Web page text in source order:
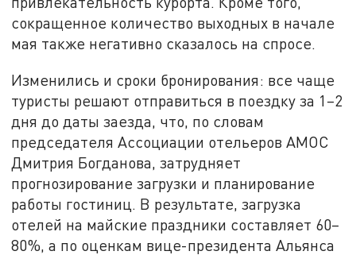
сокращенное количество выходных в начале
мая также негативно сказалось на спросе.
Изменились и сроки бронирования: все чаще
туристы решают отправиться в поездку за 1–2
дня до даты заезда, что, по словам
председателя Ассоциации отельеров АМОС
Дмитрия Богданова, затрудняет
прогнозирование загрузки и планирование
работы гостиниц. В результате, загрузка
отелей на майские праздники составляет 60–
80%, а по оценкам вице-президента Альянса